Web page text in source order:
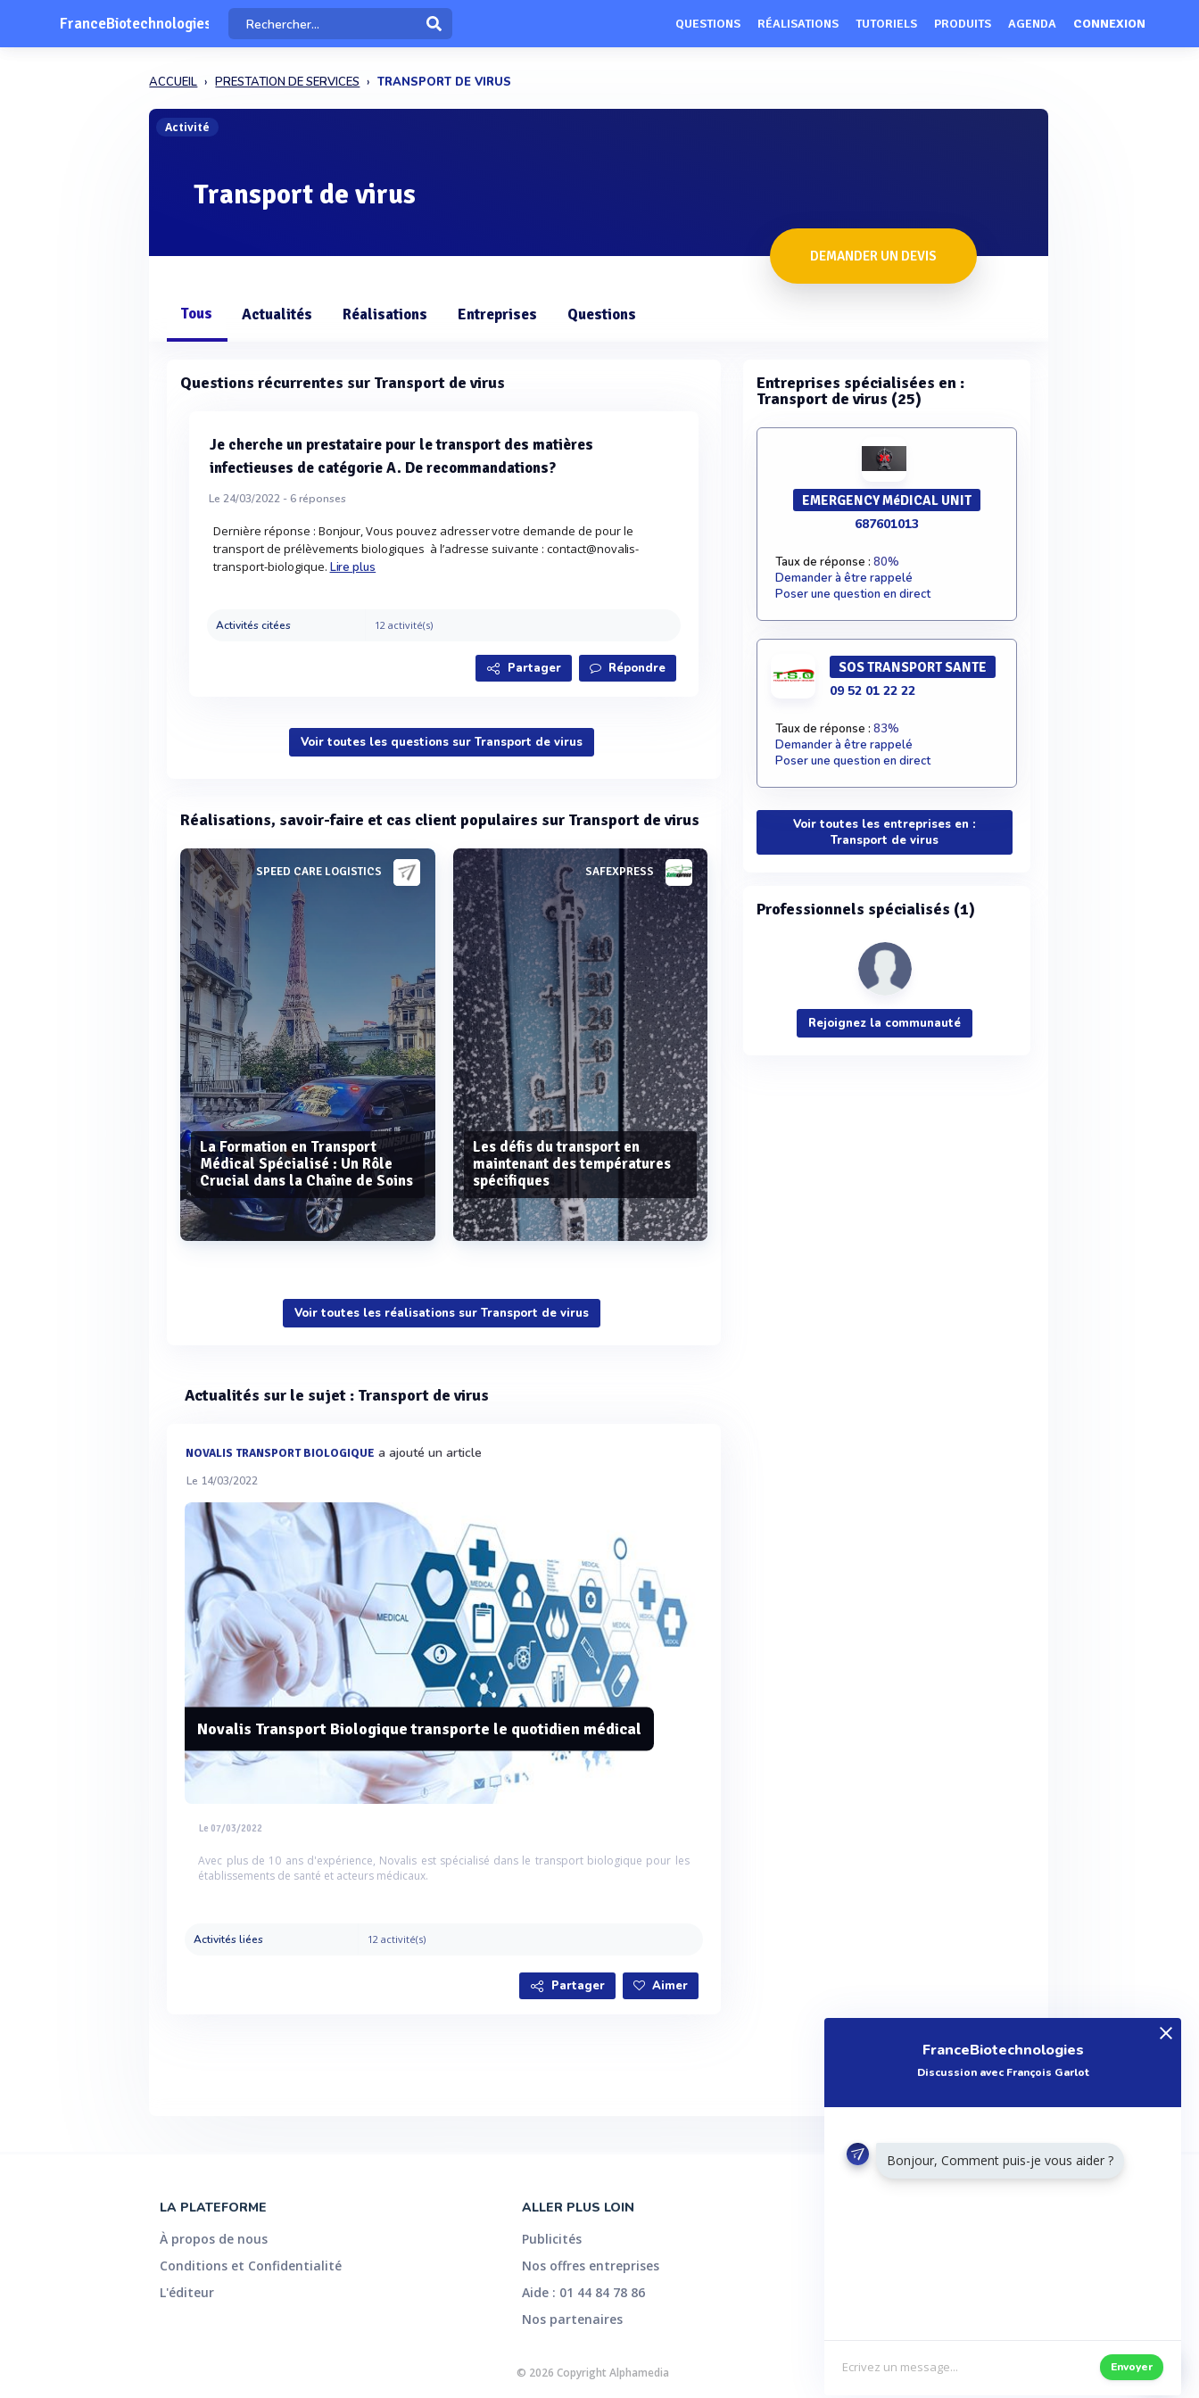
FranceBiotechnologies QUESTIONS RÉALISATIONS TUTORIELS PRODUITS AGENDA CONNEXION
ACCUEIL PRESTATION DE SERVICES TRANSPORT DE VIRUS
Activité
Transport de virus
DEMANDER UN DEVIS
Tous Actualités Réalisations Entreprises Questions
Questions récurrentes sur Transport de virus
Je cherche un prestataire pour le transport des matières
infectieuses de catégorie A. De recommandations?
Le 24/03/2022 - 6réponses
Dernière réponse : Bonjour, Vous pouvez adresser votre demande de pour le
transport de prélèvements biologiques à l’adresse suivante : contact@novalis-
transport-biologique. Lire plus
Activités citées 12 activité(s)
Partager Répondre
Voir toutes les questions sur Transport de virus
Réalisations, savoir-faire et cas client populaires sur Transport de virus
SPEED CARE LOGISTICS
La Formation en Transport
Médical Spécialisé : Un Rôle
Crucial dans la Chaîne de Soins
Voir plus
SAFEXPRESS
Les défis du transport en
maintenant des températures
spécifiques
Voir plus
Voir toutes les réalisations sur Transport de virus
Actualités sur le sujet : Transport de virus
NOVALIS TRANSPORT BIOLOGIQUE a ajouté un article
Le 14/03/2022
Novalis Transport Biologique transporte le quotidien médical
Le 07/03/2022
Avec plus de 10 ans d'expérience, Novalis est spécialisé dans le transport biologique pour les
établissements de santé et acteurs médicaux.
Activités liées 12 activité(s)
Partager Aimer
Entreprises spécialisées en :
Transport de virus (25)
EMERGENCY MéDICAL UNIT
687601013
Taux de réponse : 80%
Demander à être rappelé
Poser une question en direct
SOS TRANSPORT SANTE
09 52 01 22 22
Taux de réponse : 83%
Demander à être rappelé
Poser une question en direct
Voir toutes les entreprises en :
Transport de virus
Professionnels spécialisés (1)
Rejoignez la communauté
LA PLATEFORME
À propos de nous
Conditions et Confidentialité
L'éditeur
ALLER PLUS LOIN
Publicités
Nos offres entreprises
Aide : 01 44 84 78 86
Nos partenaires
© 2026 Copyright Alphamedia
FranceBiotechnologies
Discussion avec François Garlot
Bonjour, Comment puis-je vous aider ?
Envoyer